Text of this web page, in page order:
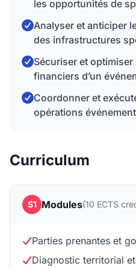
les opportunités de
Analyser et anticiper
des infrastructures
Sécuriser et
financiers d’un
Coordonner et
opérations
Curriculum
S1 Modules(10 ECTS
Parties prenantes et
Diagnostic territorial